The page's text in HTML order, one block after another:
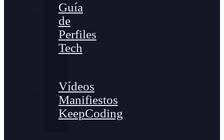
Guía
de
Perfiles
Tech
Vídeos
Manifiestos
KeepCoding